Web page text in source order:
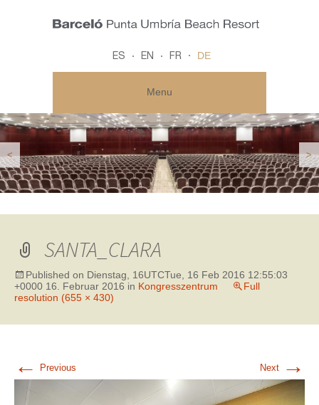
ES EN FR DE
Menu
< >
SANTA_CLARA
Published on Dienstag, 16UTCTue, 16 Feb 2016 12:55:03
+0000 16. Februar 2016 in Kongresszentrum
Full
resolution (655 × 430)
← Previous Next →